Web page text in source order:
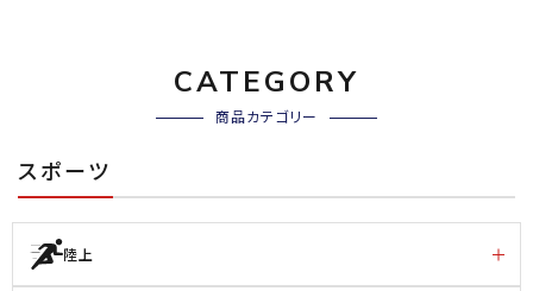
CATEGORY
商品カテゴリー
スポーツ
陸上